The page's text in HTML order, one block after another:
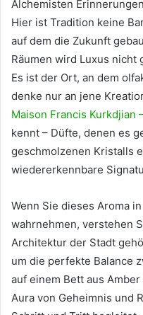
Alchemisten
Hier ist Tradition keine
auf dem die Zukunft
Räumen wird Luxus
Es ist der Ort, an dem
denke nur an jene
Maison Francis Kurkdjian
kennt – Düfte, denen es
geschmolzenen Kristalls
wiedererkennbare
Wenn Sie dieses Aroma
wahrnehmen, verstehen
Architektur der Stadt
um die perfekte Balance
auf einem Bett aus
Aura von Geheimnis und